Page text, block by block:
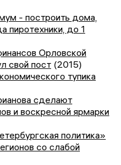
- построить дома,
пиротехники, до 1
Орловской
свой пост (2015)
тупика
сделают
и воскресной ярмарки
политика»
со слабой